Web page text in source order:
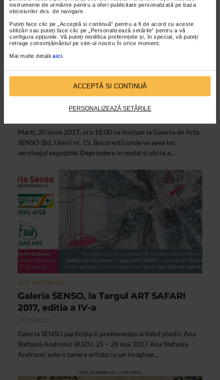
instrumente de urmărire pentru a oferi publicitate personalizată pe baza
obiceiurilor dvs. de navigare.
Puteți face clic pe „Acceptă si continuă” pentru a fi de acord cu aceste
utilizări sau puteți face clic pe „Personalizează setările” pentru a vă
configura opțiunile. Vă puteți modifica preferințele și, în special, vă puteți
retrage consimțământul pe site-ul nostru în orice moment.
Mai multe detalii aici.
ACCEPTĂ SI CONTINUĂ
PERSONALIZEAZĂ SETĂRILE
ALTE MATERIALE
Eveniment la Galeria SENSO – Vernisajul
expozitiei ”Deprindere in metal si sticla”
de Ileana Dana Marinescu
Marti, 20 iunie 2017, ora 18:00 va invitam la Galeria de Arta
SENSO (Bd. Unirii nr. 15, Bucuresti) unde va avea loc
vernisajul expozitiei Deprindere in metal si sticla a...
ALTE MATERIALE
Galeria SENSO, la Targul ART SAFARI
2017, editia a IV-a
17/05/2017
Galeria SENSO participa si promoveaza artistul plastic Ana
Stefania Andronic BUZU, 25 – 28 mai 2017 Ana Stefania
Andronic este o tanara artista cu un imaginar...